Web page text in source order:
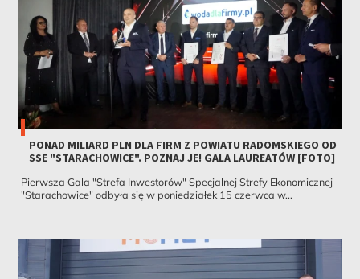
PONAD MILIARD PLN DLA FIRM Z POWIATU RADOMSKIEGO OD
SSE "STARACHOWICE". POZNAJ JE! GALA LAUREATÓW [FOTO]
Pierwsza Gala "Strefa Inwestorów" Specjalnej Strefy Ekonomicznej
"Starachowice" odbyła się w poniedziałek 15 czerwca w...